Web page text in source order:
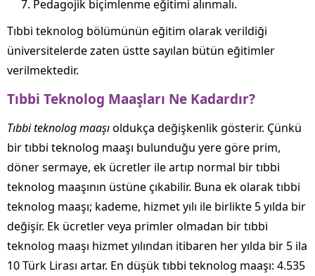
Pedagojik biçimlenme eğitimi alınmalı.
Tıbbi teknolog bölümünün eğitim olarak verildiği
üniversitelerde zaten üstte sayılan bütün eğitimler
verilmektedir.
Tıbbi Teknolog Maaşları Ne Kadardır?
Tıbbi teknolog maaşıoldukça değişkenlik gösterir. Çünkü
bir tıbbi teknolog maaşı bulunduğu yere göre prim,
döner sermaye, ek ücretler ile artıp normal bir tıbbi
teknolog maaşının üstüne çıkabilir. Buna ek olarak tıbbi
teknolog maaşı; kademe, hizmet yılı ile birlikte 5 yılda bir
değişir. Ek ücretler veya primler olmadan bir tıbbi
teknolog maaşı hizmet yılından itibaren her yılda bir 5 ila
10 Türk Lirası artar. En düşük tıbbi teknolog maaşı: 4.535